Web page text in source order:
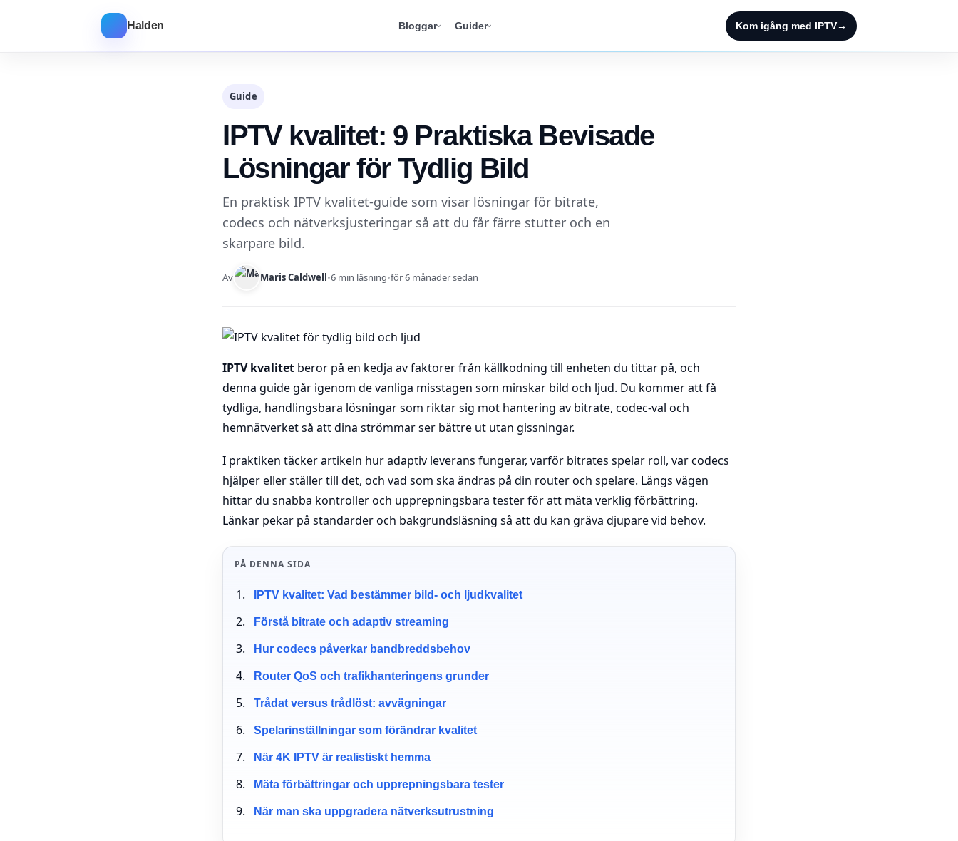
Halden Bloggar Guider Kom igång med IPTV→
Guide
IPTV kvalitet: 9 Praktiska Bevisade
Lösningar för Tydlig Bild
En praktisk IPTV kvalitet-guide som visar lösningar för bitrate,
codecs och nätverksjusteringar så att du får färre stutter och en
skarpare bild.
Av Maris Caldwell•6 min läsning•för 6 månader sedan
IPTV kvalitet beror på en kedja av faktorer från källkodning till enheten du tittar på, och
denna guide går igenom de vanliga misstagen som minskar bild och ljud. Du kommer att få
tydliga, handlingsbara lösningar som riktar sig mot hantering av bitrate, codec-val och
hemnätverket så att dina strömmar ser bättre ut utan gissningar.
I praktiken täcker artikeln hur adaptiv leverans fungerar, varför bitrates spelar roll, var codecs
hjälper eller ställer till det, och vad som ska ändras på din router och spelare. Längs vägen
hittar du snabba kontroller och upprepningsbara tester för att mäta verklig förbättring.
Länkar pekar på standarder och bakgrundsläsning så att du kan gräva djupare vid behov.
PÅ DENNA SIDA
IPTV kvalitet: Vad bestämmer bild- och ljudkvalitet
Förstå bitrate och adaptiv streaming
Hur codecs påverkar bandbreddsbehov
Router QoS och trafikhanteringens grunder
Trådat versus trådlöst: avvägningar
Spelarinställningar som förändrar kvalitet
När 4K IPTV är realistiskt hemma
Mäta förbättringar och upprepningsbara tester
När man ska uppgradera nätverksutrustning